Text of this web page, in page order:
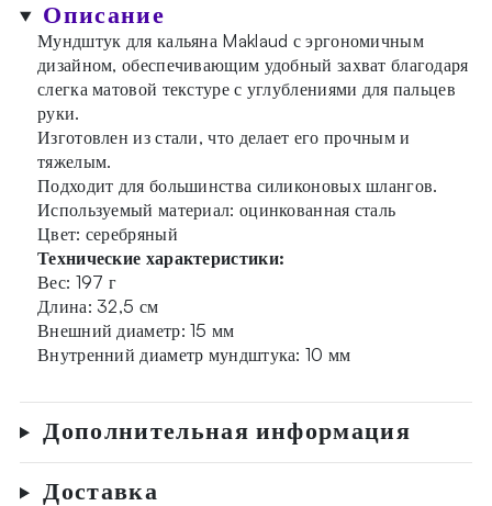
Описание
Мундштук для кальяна Maklaud с эргономичным
дизайном, обеспечивающим удобный захват благодаря
слегка матовой текстуре с углублениями для пальцев
руки.
Изготовлен из стали, что делает его прочным и
тяжелым.
Подходит для большинства силиконовых шлангов.
Используемый материал: оцинкованная сталь
Цвет: серебряный
Технические характеристики:
Вес: 197 г
Длина: 32,5 см
Внешний диаметр: 15 мм
Внутренний диаметр мундштука: 10 мм
Дополнительная информация
Доставка